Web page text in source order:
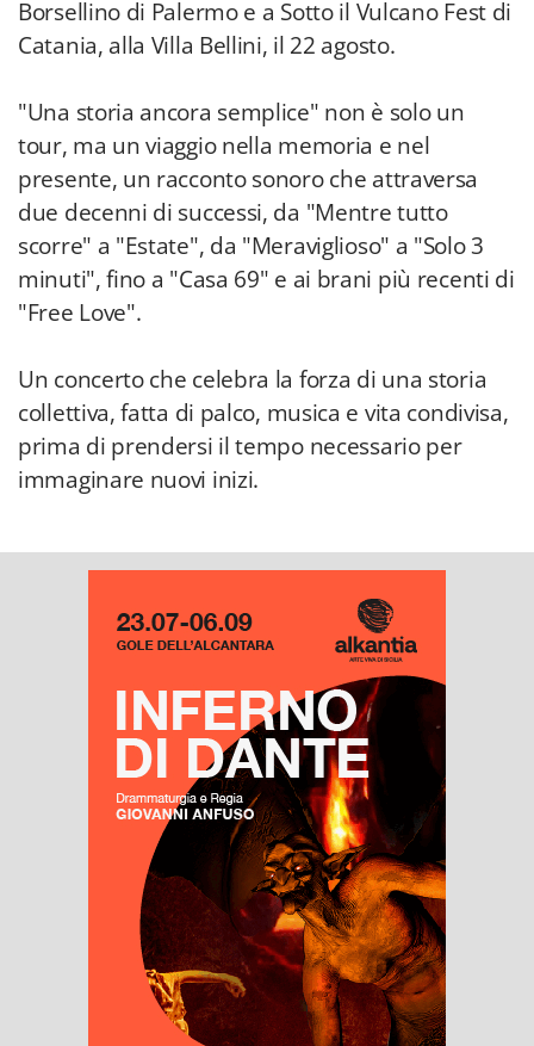
Borsellino di Palermo e a Sotto il Vulcano Fest di
Catania, alla Villa Bellini, il 22 agosto.
"Una storia ancora semplice" non è solo un
tour, ma un viaggio nella memoria e nel
presente, un racconto sonoro che attraversa
due decenni di successi, da "Mentre tutto
scorre" a "Estate", da "Meraviglioso" a "Solo 3
minuti", fino a "Casa 69" e ai brani più recenti di
"Free Love".
Un concerto che celebra la forza di una storia
collettiva, fatta di palco, musica e vita condivisa,
prima di prendersi il tempo necessario per
immaginare nuovi inizi.